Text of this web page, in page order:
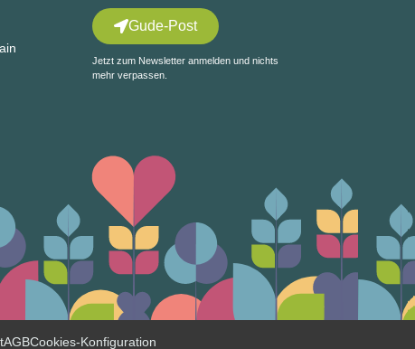
Gude-Post
Jetzt zum Newsletter anmelden und nichts
mehr verpassen.
AGBCookies-Konfiguration